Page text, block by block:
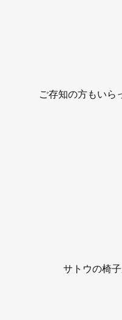
ご存知の方もいら
サトウの椅